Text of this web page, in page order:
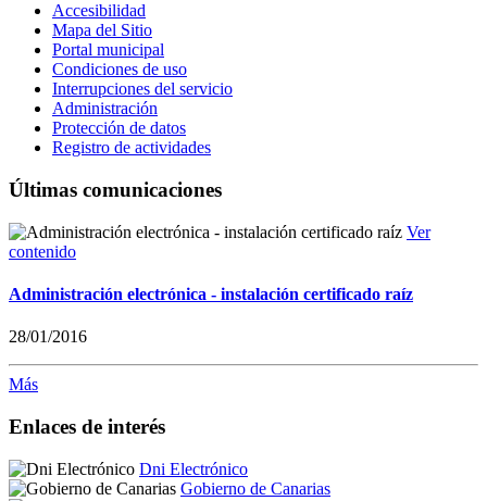
Accesibilidad
Mapa del Sitio
Portal municipal
Condiciones de uso
Interrupciones del servicio
Administración
Protección de datos
Registro de actividades
Últimas comunicaciones
Ver
contenido
Administración electrónica - instalación certificado raíz
28/01/2016
Más
Enlaces de interés
Dni Electrónico
Gobierno de Canarias